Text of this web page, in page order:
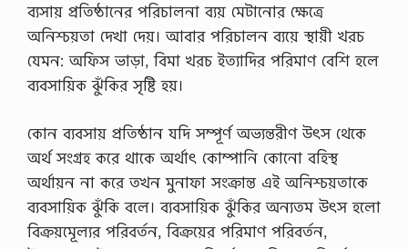
ব্যসায় প্রতিষ্ঠানের পরিচালনা ব্যয় মেটানোর ক্ষেত্রে
অনিশ্চয়তা দেখা দেয়। আবার পরিচালন ব্যয়ে স্থায়ী খরচ
যেমন: অফিস ভাড়া, বিমা খরচ ইত্যাদির পরিমাণ বেশি হলে
ব্যবসায়িক ঝুঁকির সৃষ্টি হয়।
কোন ব্যবসায় প্রতিষ্ঠান যদি সম্পূর্ণ অভ্যন্তরীণ উৎস থেকে
অর্থ সংগ্রহ করে থাকে অর্থাৎ কোম্পানি কোনো বহিস্থ
অর্থায়ন না করে তখন মুনাফা সংক্রান্ত এই অনিশ্চয়তাকে
ব্যবসায়িক ঝুঁকি বলে। ব্যবসায়িক ঝুঁকির অন্যতম উৎস হলো
বিক্রয়মূেল্যর পরিবর্তন, বিক্রয়ের পরিমাণ পরিবর্তন,